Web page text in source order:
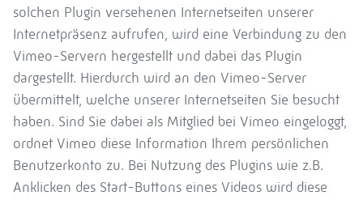
solchen Plugin versehenen Internetseiten unserer
Internetpräsenz aufrufen, wird eine Verbindung zu den
Vimeo-Servern hergestellt und dabei das Plugin
dargestellt. Hierdurch wird an den Vimeo-Server
übermittelt, welche unserer Internetseiten Sie besucht
haben. Sind Sie dabei als Mitglied bei Vimeo eingeloggt,
ordnet Vimeo diese Information Ihrem persönlichen
Benutzerkonto zu. Bei Nutzung des Plugins wie z.B.
Anklicken des Start-Buttons eines Videos wird diese